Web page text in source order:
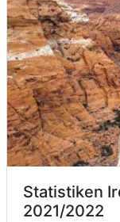
Statistiken
2021/2022